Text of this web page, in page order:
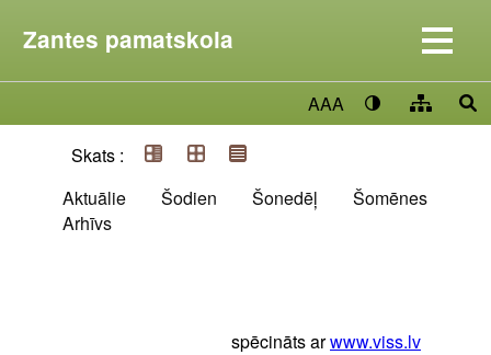
Zantes pamatskola
AAA
Skats :
Aktuālie
Šodien Šonedēļ
Šomēnes
Arhīvs
spēcināts arwww.viss.lv